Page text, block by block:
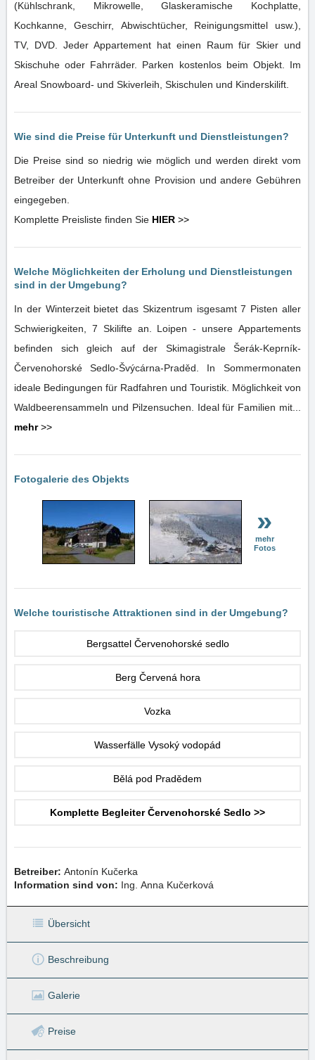
(Kühlschrank, Mikrowelle, Glaskeramische Kochplatte,
Kochkanne, Geschirr, Abwischtücher, Reinigungsmittel usw.),
TV, DVD. Jeder Appartement hat einen Raum für Skier und
Skischuhe oder Fahrräder. Parken kostenlos beim Objekt. Im
Areal Snowboard- und Skiverleih, Skischulen und Kinderskilift.
Wie sind die Preise für Unterkunft und Dienstleistungen?
Die Preise sind so niedrig wie möglich und werden direkt vom
Betreiber der Unterkunft ohne Provision und andere Gebühren
eingegeben.
Komplette Preisliste finden Sie HIER >>
Welche Möglichkeiten der Erholung und Dienstleistungen
sind in der Umgebung?
In der Winterzeit bietet das Skizentrum isgesamt 7 Pisten aller
Schwierigkeiten, 7 Skilifte an. Loipen - unsere Appartements
befinden sich gleich auf der Skimagistrale Šerák-Keprník-
Červenohorské Sedlo-Švýcárna-Praděd. In Sommermonaten
ideale Bedingungen für Radfahren und Touristik. Möglichkeit von
Waldbeerensammeln und Pilzensuchen. Ideal für Familien mit...
mehr>>
Fotogalerie des Objekts
»
mehr
Fotos
Welche touristische Attraktionen sind in der Umgebung?
Bergsattel Červenohorské sedlo
Berg Červená hora
Vozka
Wasserfälle Vysoký vodopád
Bělá pod Pradědem
Komplette Begleiter Červenohorské Sedlo >>
Betreiber: Antonín Kučerka
Information sind von: Ing. Anna Kučerková
Übersicht
Beschreibung
Galerie
Preise